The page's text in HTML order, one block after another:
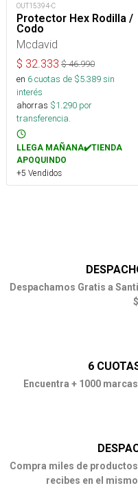
OUT15394-C
Protector Hex Rodilla /
Codo
Mcdavid
$ 32.333 $46.990
en 6cuotas de $5.389sin
interés
ahorras $1.290 por
transferencia.
LLEGA MAÑANA✔️TIENDA
APOQUINDO
+5 Vendidos
Despachamos Gratis a
6
Encuentra + 1000
Compra miles de
recibes en el